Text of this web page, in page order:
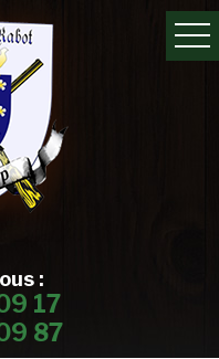
:
17
87